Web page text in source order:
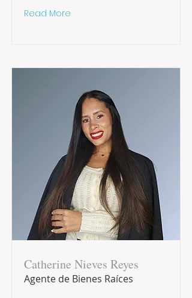
Read More
Catherine Nieves Reyes
Agente de Bienes Raíces